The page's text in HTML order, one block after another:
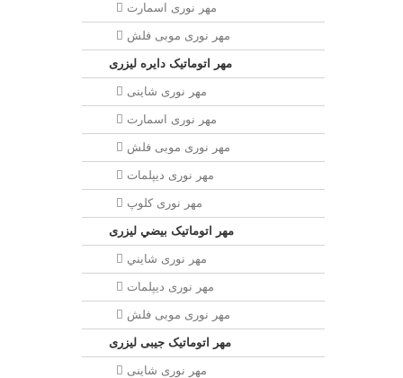
مهر نوری اسمارت
مهر نوری موبی فلش
مهر اتوماتیک دايره لیزری
مهر نوری شاینی
مهر نوری اسمارت
مهر نوری موبی فلش
مهر نوری دیپلمات
مهر نوری کلوپ
مهر اتوماتیک بيضي لیزری
مهر نوری شايني
مهر نوری دیپلمات
مهر نوری موبی فلش
مهر اتوماتیک جیبی لیزری
مهر نوری شاینی